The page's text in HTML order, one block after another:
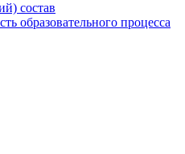
состав
образовательного процесса